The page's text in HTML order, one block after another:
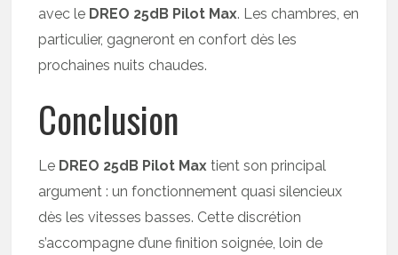
avec le DREO 25dB Pilot Max. Les chambres, en
particulier, gagneront en confort dès les
prochaines nuits chaudes.
Conclusion
Le DREO 25dB Pilot Max tient son principal
argument : un fonctionnement quasi silencieux
dès les vitesses basses. Cette discrétion
s’accompagne d’une finition soignée, loin de